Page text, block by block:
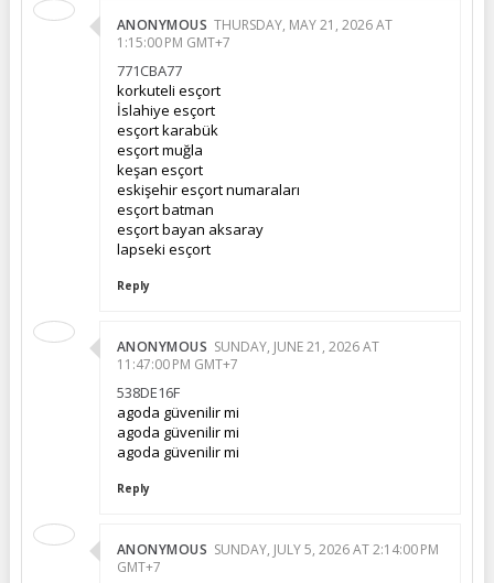
ANONYMOUS THURSDAY, MAY 21, 2026 AT
1:15:00 PM GMT+7
771CBA77
korkuteli esçort
İslahiye esçort
esçort karabük
esçort muğla
keşan esçort
eskişehir esçort numaraları
esçort batman
esçort bayan aksaray
lapseki esçort
Reply
ANONYMOUS SUNDAY, JUNE 21, 2026 AT
11:47:00 PM GMT+7
538DE16F
agoda güvenilir mi
agoda güvenilir mi
agoda güvenilir mi
Reply
ANONYMOUS SUNDAY, JULY 5, 2026 AT 2:14:00 PM
GMT+7